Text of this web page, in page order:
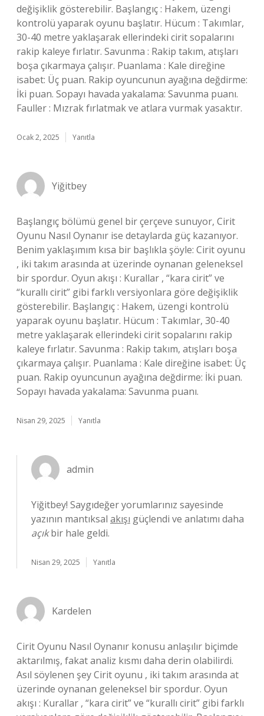
değişiklik gösterebilir. Başlangıç : Hakem, üzengi
kontrolü yaparak oyunu başlatır. Hücum : Takımlar,
30-40 metre yaklaşarak ellerindeki cirit sopalarını
rakip kaleye fırlatır. Savunma : Rakip takım, atışları
boşa çıkarmaya çalışır. Puanlama : Kale direğine
isabet: Üç puan. Rakip oyuncunun ayağına değdirme:
İki puan. Sopayı havada yakalama: Savunma puanı.
Fauller : Mızrak fırlatmak ve atlara vurmak yasaktır.
Ocak 2, 2025 Yanıtla
Yiğitbey
Başlangıç bölümü genel bir çerçeve sunuyor, Cirit
Oyunu Nasıl Oynanır ise detaylarda güç kazanıyor.
Benim yaklaşımım kısa bir başlıkla şöyle: Cirit oyunu
, iki takım arasında at üzerinde oynanan geleneksel
bir spordur. Oyun akışı : Kurallar , “kara cirit” ve
“kurallı cirit” gibi farklı versiyonlara göre değişiklik
gösterebilir. Başlangıç : Hakem, üzengi kontrolü
yaparak oyunu başlatır. Hücum : Takımlar, 30-40
metre yaklaşarak ellerindeki cirit sopalarını rakip
kaleye fırlatır. Savunma : Rakip takım, atışları boşa
çıkarmaya çalışır. Puanlama : Kale direğine isabet: Üç
puan. Rakip oyuncunun ayağına değdirme: İki puan.
Sopayı havada yakalama: Savunma puanı.
Nisan 29, 2025 Yanıtla
admin
Yiğitbey! Saygıdeğer yorumlarınız sayesinde
yazının mantıksal akışı güçlendi ve anlatımı daha
açıkbir hale geldi.
Nisan 29, 2025 Yanıtla
Kardelen
Cirit Oyunu Nasıl Oynanır konusu anlaşılır biçimde
aktarılmış, fakat analiz kısmı daha derin olabilirdi.
Asıl söylenen şey Cirit oyunu , iki takım arasında at
üzerinde oynanan geleneksel bir spordur. Oyun
akışı : Kurallar , “kara cirit” ve “kurallı cirit” gibi farklı